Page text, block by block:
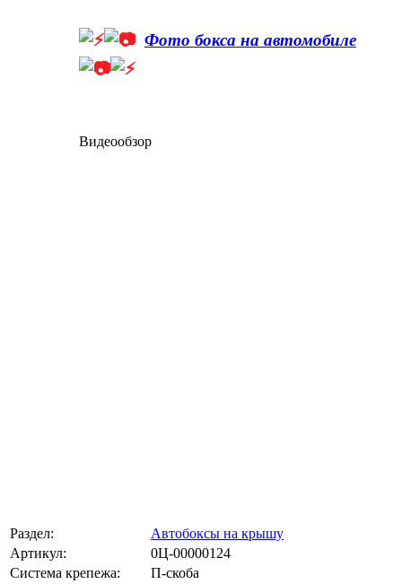
Фото бокса на автомобиле
Видеообзор
Раздел:
Автобоксы на крышу
Артикул:
0Ц-00000124
Система крепежа:
П-скоба